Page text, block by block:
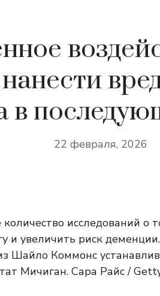
в
22 февраля, 2026
исследований о
и увеличить риск деменции.
Шайло Коммонс
Мичиган. Сара Райс /